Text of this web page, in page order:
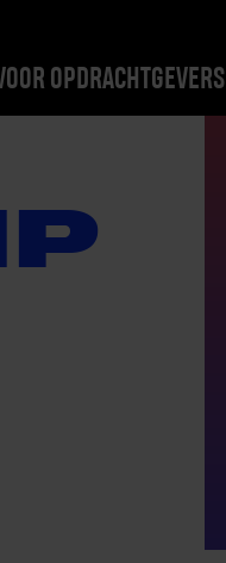
OPDRACHTGEVERS